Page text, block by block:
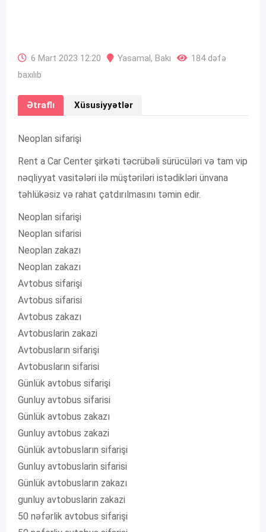
6 Mart 2023 12:20 Yasamal, Bakı
184 dəfə
baxılıb
Ətraflı Xüsusiyyətlər
Neoplan sifarişi
Rent a Car Center şirkəti təcrübəli sürücüləri və tam vip
nəqliyyat vasitələri ilə müştəriləri istədikləri ünvana
təhlükəsiz və rahat çatdırılmasını təmin edir.
Neoplan sifarişi
Neoplan sifarisi
Neoplan zakazı
Neoplan zakazı
Avtobus sifarişi
Avtobus sifarisi
Avtobus zakazı
Avtobuslarin zakazi
Avtobusların sifarişi
Avtobusların sifarisi
Günlük avtobus sifarişi
Gunluy avtobus sifarisi
Günlük avtobus zakazı
Gunluy avtobus zakazi
Günlük avtobusların sifarişi
Gunluy avtobuslarin sifarisi
Günlük avtobusların zakazı
gunluy avtobuslarin zakazi
50 nəfərlik avtobus sifarişi